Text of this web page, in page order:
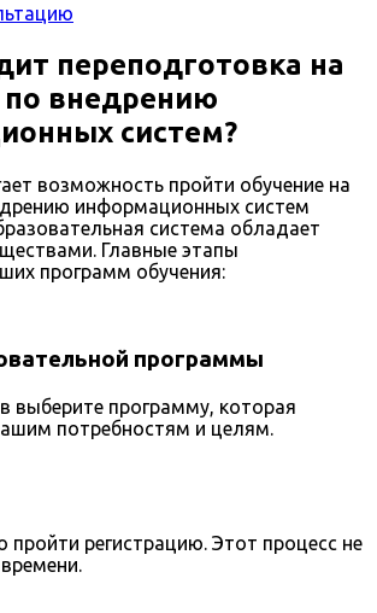
переподготовка на
внедрению
систем?
возможность пройти обучение на
информационных систем
система обладает
Главные этапы
программ обучения:
программы
выберите программу, которая
потребностям и целям.
регистрацию. Этот процесс не